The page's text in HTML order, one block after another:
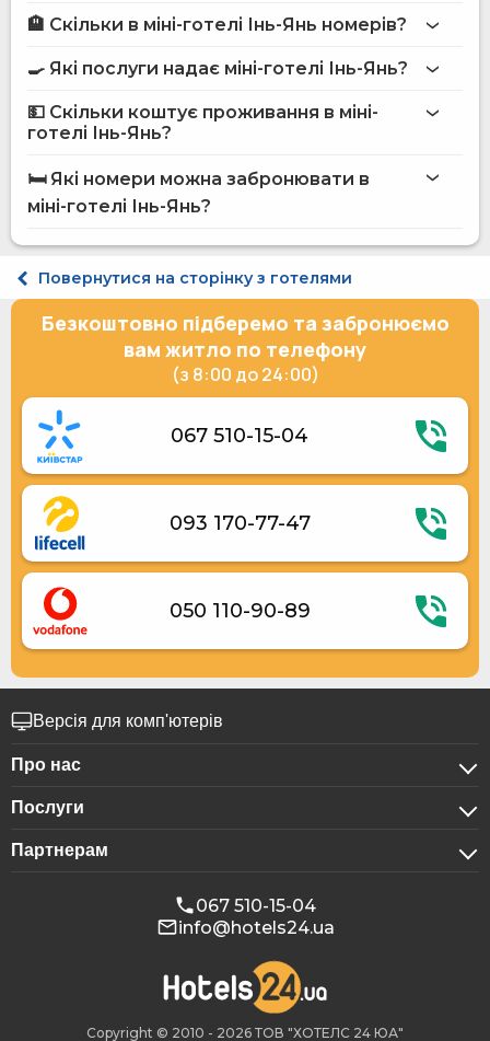
🏨 Скільки в міні-готелі Інь-Янь номерів?
🍳 Які послуги надає міні-готелі Інь-Янь?
Інтернет
💵 Скільки коштує проживання в міні-
готелі Інь-Янь?
на сайті Hotels24.ua
🛏️ Які номери можна забронювати в
міні-готелі Інь-Янь?
Апартаменти двомісний Дзеркальний
Апартаменти двомісний Лотос
Апартаменти двомісний Center Cozy
Апартаменти двомісний Африка
Апартаменти двомісний Ріка
Апартаменти двомісний Інь-Янь
Повернутися на сторінку з готелями
Безкоштовно підберемо та забронюємо
вам житло по телефону
(з 8:00 до 24:00)
067 510-15-04
093 170-77-47
050 110-90-89
Версія для комп'ютерів
Про нас
Про компанію
Конфіденційність
Наші партнери
Реклама на Hotels24
Послуги
Для бізнес-клієнтів
Бронювання для груп
Конференц-зали
Партнерам
Програма для афіліатів
067 510-15-04
info@hotels24.ua
Copyright © 2010 - 2026 ТОВ "ХОТЕЛС 24 ЮА"